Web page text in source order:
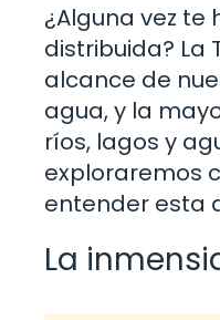
¿Alguna vez
distribuida? La
alcance de
agua, y la
ríos, lagos y
exploraremos
entender esta
La